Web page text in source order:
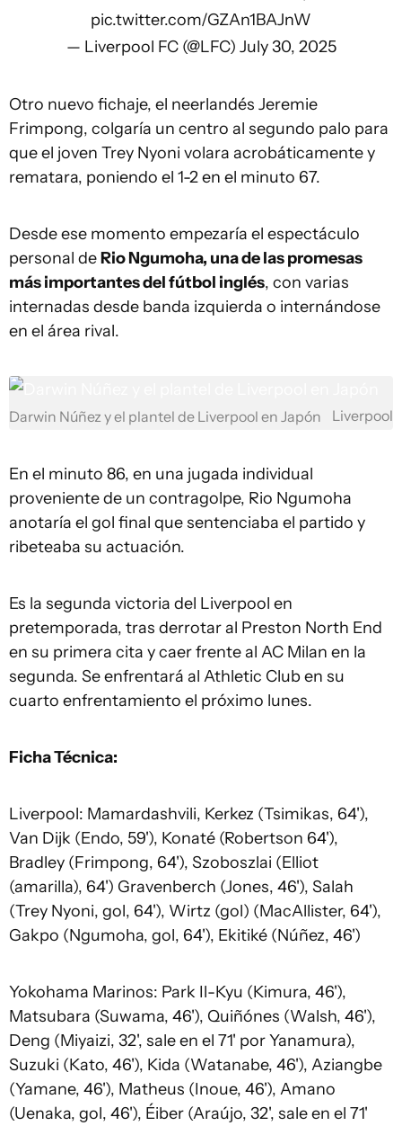
pic.twitter.com/GZAn1BAJnW
— Liverpool FC (@LFC) July 30, 2025
Otro nuevo fichaje, el neerlandés Jeremie
Frimpong, colgaría un centro al segundo palo para
que el joven Trey Nyoni volara acrobáticamente y
rematara, poniendo el 1-2 en el minuto 67.
Desde ese momento empezaría el espectáculo
personal deRio Ngumoha, una de las promesas
más importantes del fútbol inglés, con varias
internadas desde banda izquierda o internándose
en el área rival.
Darwin Núñez y el plantel de Liverpool en Japón Liverpool
En el minuto 86, en una jugada individual
proveniente de un contragolpe, Rio Ngumoha
anotaría el gol final que sentenciaba el partido y
ribeteaba su actuación.
Es la segunda victoria del Liverpool en
pretemporada, tras derrotar al Preston North End
en su primera cita y caer frente al AC Milan en la
segunda. Se enfrentará al Athletic Club en su
cuarto enfrentamiento el próximo lunes.
Ficha Técnica:
Liverpool: Mamardashvili, Kerkez (Tsimikas, 64'),
Van Dijk (Endo, 59'), Konaté (Robertson 64'),
Bradley (Frimpong, 64'), Szoboszlai (Elliot
(amarilla), 64') Gravenberch (Jones, 46'), Salah
(Trey Nyoni, gol, 64'), Wirtz (gol) (MacAllister, 64'),
Gakpo (Ngumoha, gol, 64'), Ekitiké (Núñez, 46')
Yokohama Marinos: Park Il-Kyu (Kimura, 46'),
Matsubara (Suwama, 46'), Quiñónes (Walsh, 46'),
Deng (Miyaizi, 32', sale en el 71' por Yanamura),
Suzuki (Kato, 46'), Kida (Watanabe, 46'), Aziangbe
(Yamane, 46'), Matheus (Inoue, 46'), Amano
(Uenaka, gol, 46'), Éiber (Araújo, 32', sale en el 71'